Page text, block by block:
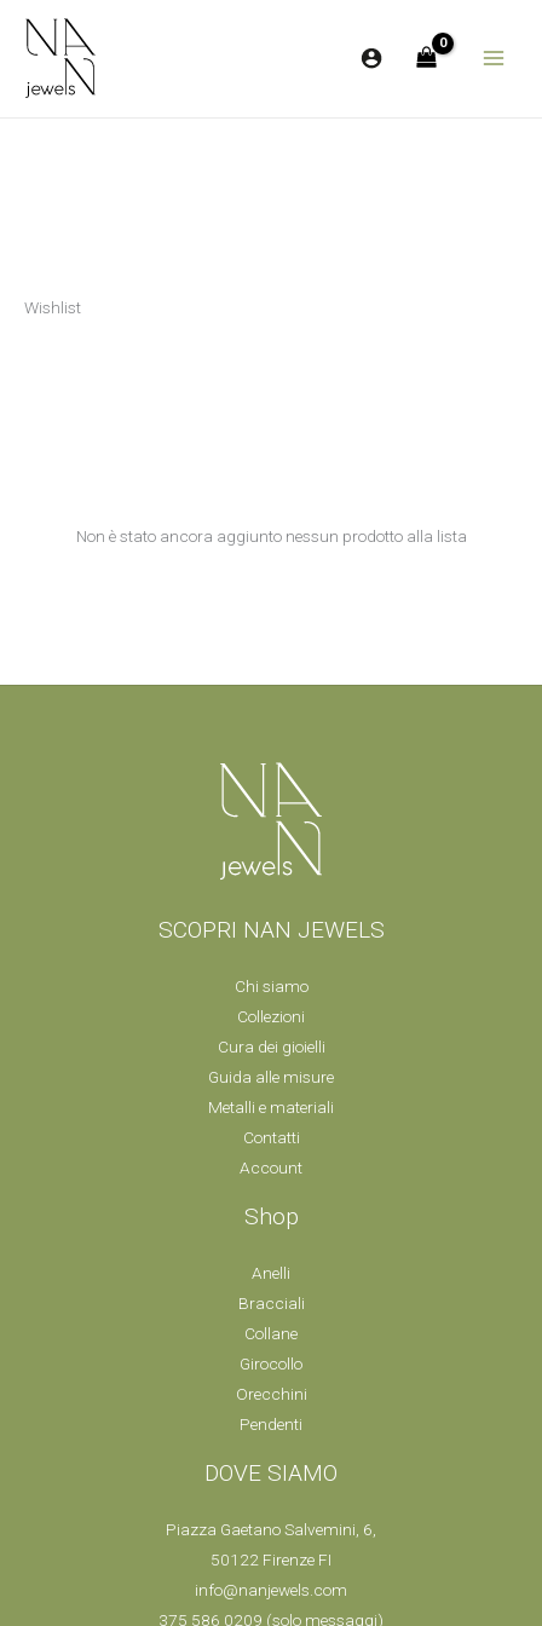
Wishlist
Non è stato ancora aggiunto nessun prodotto alla lista
SCOPRI NAN JEWELS
Chi siamo
Collezioni
Cura dei gioielli
Guida alle misure
Metalli e materiali
Contatti
Account
Shop
Anelli
Bracciali
Collane
Girocollo
Orecchini
Pendenti
DOVE SIAMO
Piazza Gaetano Salvemini, 6,
50122 Firenze FI
info@nanjewels.com
375 586 0209 (solo messaggi)